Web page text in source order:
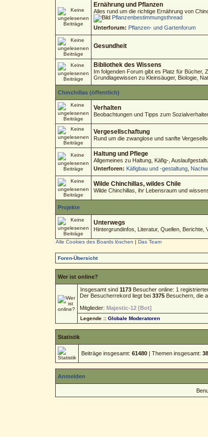
Ernährung und Pflanzen
Alles rund um die richtige Ernährung von
Pflanzenbestimmungsthread
Unterforum: Pflanzen- und Gartenforum
Gesundheit
Bibliothek des Wissens
Im folgenden Forum gibt es Platz für Bücher,
Grundlagewissen zu Kleinsäuger, Biologie,
Chinchillas (öffentlich)
Verhalten
Beobachtungen und Tipps zum
Vergesellschaftung
Rund um die zwanglose und sanfte
Haltung und Pflege
Allgemeines zu Haltung, Käfig-,
Unterforen: Käfigbau und -gestaltung,
Wilde Chinchillas, wildes Chile
Wilde Chinchillas, ihr Lebensraum und
Projekte
Unterwegs
Hintergrundinfos, Literatur, Quellen, Berichte,
Alle Cookies des Boards löschen | Das Team
Foren-Übersicht
Wer ist online?
Insgesamt sind 1173Besucher online: 1
Der Besucherrekord liegt bei 3375Besuchern, die
Mitglieder: Majestic-12 [Bot]
Legende :: Globale Moderatoren
Statistik
Beiträge insgesamt: 61480| Themen insgesamt:
Anmelden